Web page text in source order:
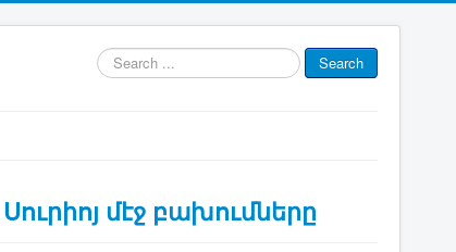
Search
...
Search
մէջ բախումները